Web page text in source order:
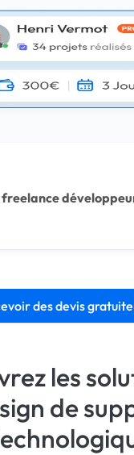
freelance
des devis
les
de